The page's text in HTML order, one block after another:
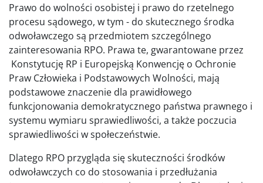
Prawo do wolności osobistej i prawo do rzetelnego
procesu sądowego, w tym - do skutecznego środka
odwoławczego są przedmiotem szczególnego
zainteresowania RPO. Prawa te, gwarantowane przez
Konstytucję RP i Europejską Konwencję o Ochronie
Praw Człowieka i Podstawowych Wolności, mają
podstawowe znaczenie dla prawidłowego
funkcjonowania demokratycznego państwa prawnego i
systemu wymiaru sprawiedliwości, a także poczucia
sprawiedliwości w społeczeństwie.
Dlatego RPO przygląda się skuteczności środków
odwoławczych co do stosowania i przedłużania